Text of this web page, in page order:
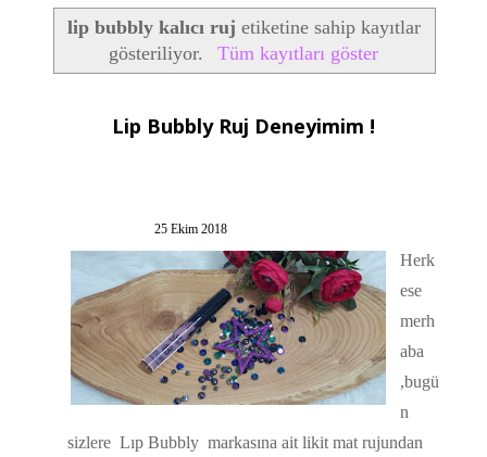
lip bubbly kalıcı ruj etiketine sahip kayıtlar
gösteriliyor.
Tüm kayıtları göster
Lip Bubbly Ruj Deneyimim !
25 Ekim 2018
Herk
ese
merh
aba
,bugü
n
sizlere Lıp Bubbly markasına ait likit mat rujundan